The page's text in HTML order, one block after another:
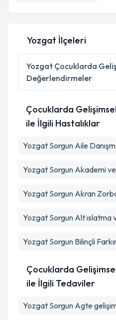
E-posta Adresiniz
Kişisel verilerimin
Metni 'ni okudum ve
kapsamda
Takvim
Yozgat İlçeleri
Yozgat Çocuklarda
Değerlendirmeler
Çocuklarda
ile İlgili Hastalıklar
Yozgat Sorgun Aile
Yozgat Sorgun Akademi ve
Yozgat Sorgun Akran
Yozgat Sorgun Alt ıslatma
Yozgat Sorgun Bilinçli
Çocuklarda
ile İlgili Tedaviler
Yozgat Sorgun Agte